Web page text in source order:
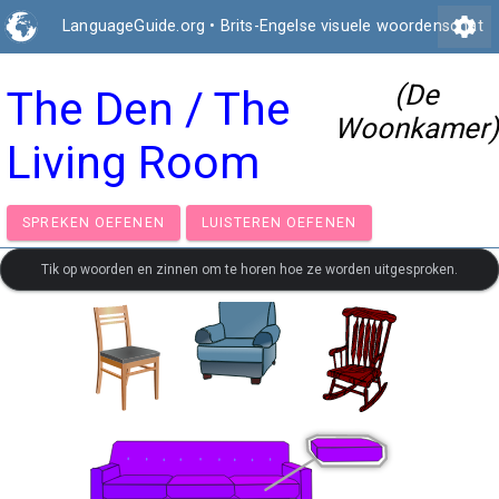
LanguageGuide.org • Brits-Engelse visuele woordenschat
settings
The Den / The
Living Room
(De
Woonkamer)
SPREKEN OEFENEN LUISTEREN OEFENEN
Tik op woorden en zinnen om te horen hoe ze worden uitgesproken.